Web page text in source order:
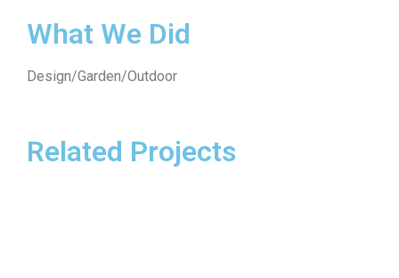
What We Did
Design/Garden/Outdoor
Related Projects